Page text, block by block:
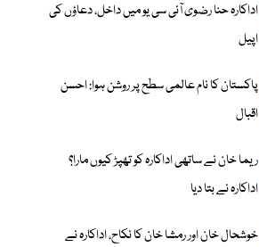
اداکارہ حنا رضوی آئی سی یو میں داخل، دعاؤں کی
اپیل
پاکستان کا نام عالمی سطح پر روشن ہوا: احسن
اقبال
ریما خان نے ساتھی اداکارہ کو تھپڑ کیوں مارا؟
اداکارہ نے بتا دیا
خوشحال خان اور رمشا خان کا نکاح، اداکارہ نے